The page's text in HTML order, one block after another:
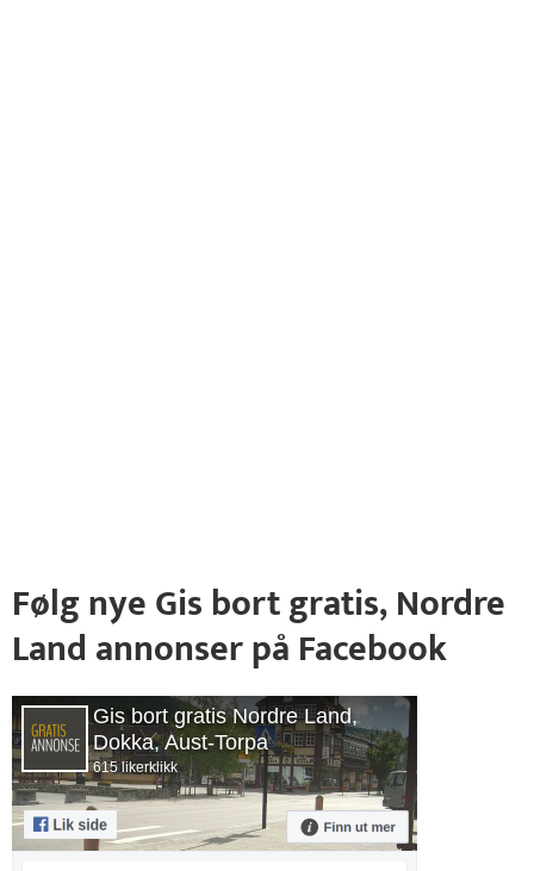
Følg nye Gis bort gratis, Nordre
Land annonser på Facebook
Gis bort gratis Nordre Land,
Dokka, Aust-Torpa
615 likerklikk